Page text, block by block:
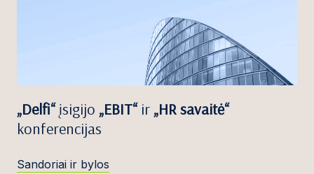
„Delfi“įsigijo „EBIT“ir „HR savaitė“
konferencijas
Sandoriai ir bylos